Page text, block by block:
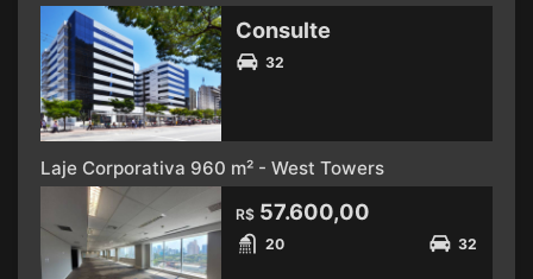
Consulte
32
Laje Corporativa 960 m² - West Towers
R$ 57.600,00
20 32